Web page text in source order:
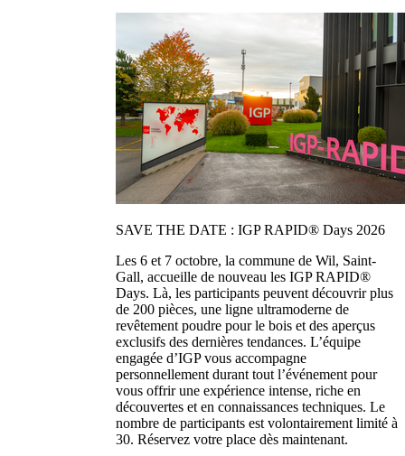
SAVE THE DATE : IGP RAPID® Days 2026
Les 6 et 7 octobre, la commune de Wil, Saint-
Gall, accueille de nouveau les IGP RAPID®
Days. Là, les participants peuvent découvrir plus
de 200 pièces, une ligne ultramoderne de
revêtement poudre pour le bois et des aperçus
exclusifs des dernières tendances. L’équipe
engagée d’IGP vous accompagne
personnellement durant tout l’événement pour
vous offrir une expérience intense, riche en
découvertes et en connaissances techniques. Le
nombre de participants est volontairement limité à
30. Réservez votre place dès maintenant.